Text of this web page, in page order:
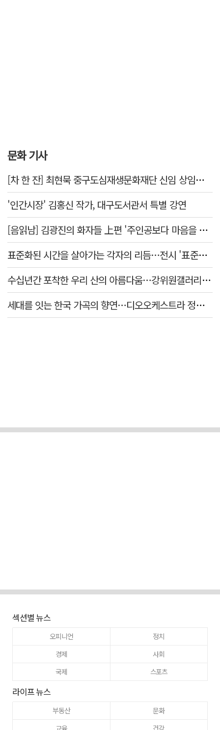
문화 기사
[차 한 잔] 최현묵 중구도심재생문화재단 신임 상임이사 "서문시장·경상감영 등 지역 자원 활용…문화의 일상화"
'인간시장' 김홍신 작가, 대구도서관서 특별 강연
[음읽남] 김광진의 화자들 上편 '주인공보다 마음을 쓴 사람'
표준화된 시간을 살아가는 각자의 리듬…전시 '표준시차'
수십년간 포착한 우리 산의 아름다움…강위원갤러리 '팔공·지리展' 개최
세대를 잇는 한국 가곡의 향연…디오오케스트라 정기연주회 '노래의 날개 위에'
섹션별 뉴스
오피니언
정치
경제
사회
국제
스포츠
라이프 뉴스
부동산
문화